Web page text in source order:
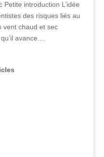
introduction L’idée
des risques liés au
vent chaud et sec
avance....